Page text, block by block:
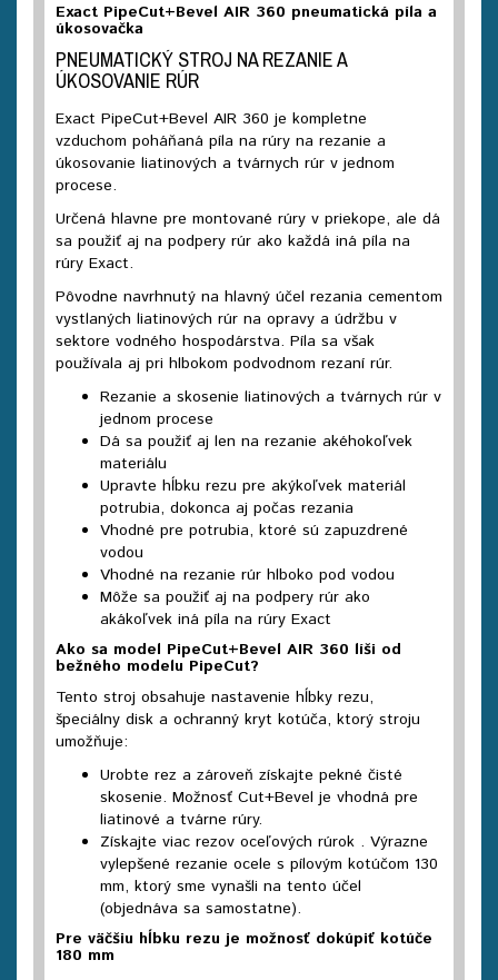
Exact PipeCut+Bevel AIR 360 pneumatická píla a
úkosovačka
PNEUMATICKÝ STROJ NA REZANIE A
ÚKOSOVANIE RÚR
Exact PipeCut+Bevel AIR 360 je kompletne
vzduchom poháňaná píla na rúry na rezanie a
úkosovanie liatinových a tvárnych rúr v jednom
procese.
Určená hlavne pre montované rúry v priekope, ale dá
sa použiť aj na podpery rúr ako každá iná píla na
rúry Exact.
Pôvodne navrhnutý na hlavný účel rezania cementom
vystlaných liatinových rúr na opravy a údržbu v
sektore vodného hospodárstva. Píla sa však
používala aj pri hlbokom podvodnom rezaní rúr.
Rezanie a skosenie liatinových a tvárnych rúr v
jednom procese
Dá sa použiť aj len na rezanie akéhokoľvek
materiálu
Upravte hĺbku rezu pre akýkoľvek materiál
potrubia, dokonca aj počas rezania
Vhodné pre potrubia, ktoré sú zapuzdrené
vodou
Vhodné na rezanie rúr hlboko pod vodou
Môže sa použiť aj na podpery rúr ako
akákoľvek iná píla na rúry Exact
Ako sa model PipeCut+Bevel AIR 360 líši od
bežného modelu PipeCut?
Tento stroj obsahuje nastavenie hĺbky rezu,
špeciálny disk a ochranný kryt kotúča, ktorý stroju
umožňuje:
Urobte rez a zároveň získajte pekné čisté
skosenie. Možnosť Cut+Bevel je vhodná pre
liatinové a tvárne rúry.
Získajte viac rezov oceľových rúrok . Výrazne
vylepšené rezanie ocele s pílovým kotúčom 130
mm, ktorý sme vynašli na tento účel
(objednáva sa samostatne).
Pre väčšiu hĺbku rezu je možnosť dokúpiť kotúče
180 mm